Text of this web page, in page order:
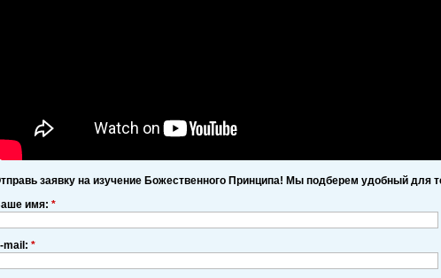
заявку на изучение Божественного Принципа! Мы подберем удобный для
имя: *
mail: *